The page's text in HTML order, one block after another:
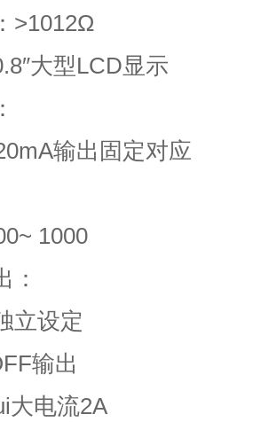
>1012Ω
大型LCD显示
输出固定对应
1000
：
立设定
输出
大电流2A